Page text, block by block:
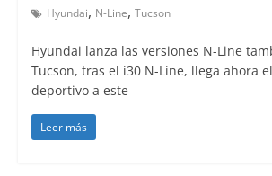
Hyundai, N-Line, Tucson
Hyundai lanza las versiones N-Line
Tucson, tras el i30 N-Line, llega ahora
deportivo a este
Leer más